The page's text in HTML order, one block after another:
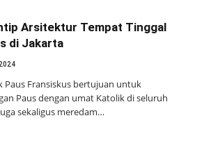
Arsitektur Tempat Tinggal
di Jakarta
Paus Fransiskus bertujuan untuk
Paus dengan umat Katolik di seluruh
sekaligus meredam…